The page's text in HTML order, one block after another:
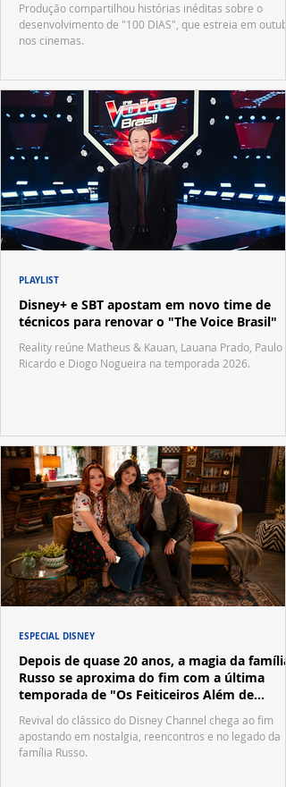
Produção compartilhou histórias inéditas sobre o
desenvolvimento de "100 DIAS", que estreia em
nos cinemas.
Disney+ e SBT apostam em novo time de
técnicos para renovar o "The Voice Brasil"
Reality reúne Matheus & Kauan, Lauana Prado, Paulo
Ricardo e Diogo Nogueira na temporada 2026.
PLAYLIST
Depois de quase 20 anos, a magia da família
Russo se aproxima do fim com a última
temporada de "Os Feiticeiros Além de
Waverly Place"
Revival do clássico do Disney Channel chega ao fim
apostando em nostalgia, reencontros e no legado da
família Russo.
ESPECIAL DISNEY